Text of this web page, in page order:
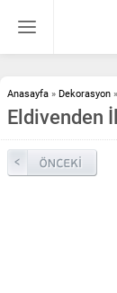
Anasayfa » Dekorasyon »
Eldivenden